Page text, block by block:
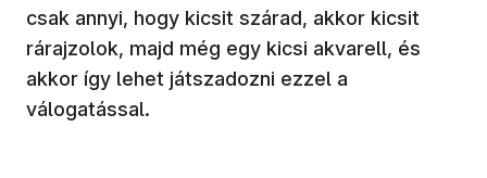
csak annyi, hogy kicsit szárad, akkor kicsit
rárajzolok, majd még egy kicsi akvarell, és
akkor így lehet játszadozni ezzel a
válogatással.